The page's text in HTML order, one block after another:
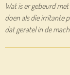
Wat is er gebeurd
doen als die irritante
dat geratel in de